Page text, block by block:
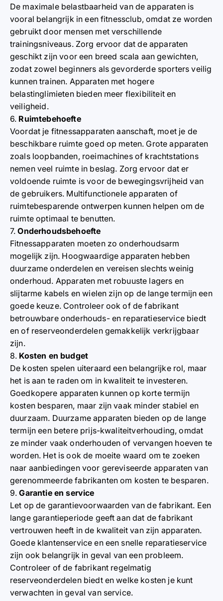
De maximale belastbaarheid van de apparaten is
vooral belangrijk in een fitnessclub, omdat ze worden
gebruikt door mensen met verschillende
trainingsniveaus. Zorg ervoor dat de apparaten
geschikt zijn voor een breed scala aan gewichten,
zodat zowel beginners als gevorderde sporters veilig
kunnen trainen. Apparaten met hogere
belastinglimieten bieden meer flexibiliteit en
veiligheid.
6. Ruimtebehoefte
Voordat je fitnessapparaten aanschaft, moet je de
beschikbare ruimte goed op meten. Grote apparaten
zoals loopbanden, roeimachines of krachtstations
nemen veel ruimte in beslag. Zorg ervoor dat er
voldoende ruimte is voor de bewegingsvrijheid van
de gebruikers. Multifunctionele apparaten of
ruimtebesparende ontwerpen kunnen helpen om de
ruimte optimaal te benutten.
7.Onderhoudsbehoefte
Fitnessapparaten moeten zo onderhoudsarm
mogelijk zijn. Hoogwaardige apparaten hebben
duurzame onderdelen en vereisen slechts weinig
onderhoud. Apparaten met robuuste lagers en
slijtarme kabels en wielen zijn op de lange termijn een
goede keuze. Controleer ook of de fabrikant
betrouwbare onderhouds- en reparatieservice biedt
en of reserveonderdelen gemakkelijk verkrijgbaar
zijn.
8. Kosten en budget
De kosten spelen uiteraard een belangrijke rol, maar
het is aan te raden om in kwaliteit te investeren.
Goedkopere apparaten kunnen op korte termijn
kosten besparen, maar zijn vaak minder stabiel en
duurzaam. Duurzame apparaten bieden op de lange
termijn een betere prijs-kwaliteitverhouding, omdat
ze minder vaak onderhouden of vervangen hoeven te
worden. Het is ook de moeite waard om te zoeken
naar aanbiedingen voor gereviseerde apparaten van
gerenommeerde fabrikanten om kosten te besparen.
9.Garantie en service
Let op de garantievoorwaarden van de fabrikant. Een
lange garantieperiode geeft aan dat de fabrikant
vertrouwen heeft in de kwaliteit van zijn apparaten.
Goede klantenservice en een snelle reparatieservice
zijn ook belangrijk in geval van een probleem.
Controleer of de fabrikant regelmatig
reserveonderdelen biedt en welke kosten je kunt
verwachten in geval van service.